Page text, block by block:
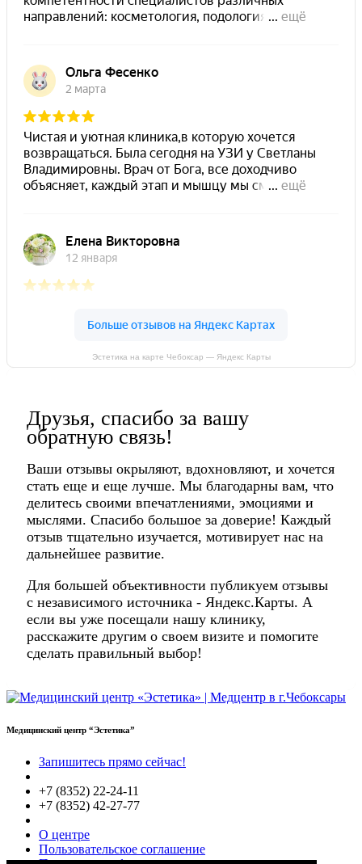
Эстетика на карте Чебоксар — Яндекс Карты
Друзья, спасибо за вашу
обратную связь!
Ваши отзывы окрыляют, вдохновляют, и хочется
стать еще и еще лучше. Мы благодарны вам, что
делитесь своими впечатлениями, эмоциями и
мыслями. Спасибо большое за доверие! Каждый
отзыв тщательно изучается, мотивирует нас на
дальнейшее развитие.
Для большей объективности публикуем отзывы
с независимого источника - Яндекс.Карты. А
если вы уже посещали нашу клинику,
расскажите другим о своем визите и помогите
сделать правильный выбор!
Медицинский центр “Эстетика”
Запишитесь прямо сейчас!
+7 (8352) 22-24-11
+7 (8352) 42-27-77
О центре
Пользовательское соглашение